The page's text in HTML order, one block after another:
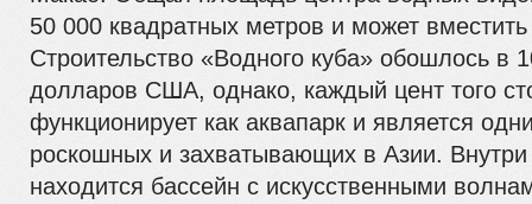
50 000 квадратных метров и может
Строительство «Водного куба» обошлось в
долларов США, однако, каждый цент того
функционирует как аквапарк и является
роскошных и захватывающих в Азии. Внутри
находится бассейн с искусственными